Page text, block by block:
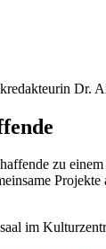
Dr.
zu
im